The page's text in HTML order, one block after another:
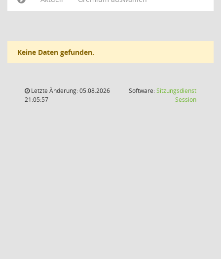
Keine Daten gefunden.
Letzte Änderung: 05.08.2026
21:05:57
Software:Sitzungsdienst
Session(Wird in